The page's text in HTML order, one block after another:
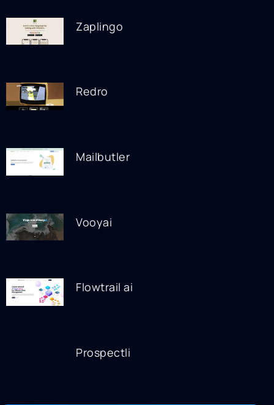
Zaplingo
Redro
Mailbutler
Vooyai
Flowtrail ai
Prospectli